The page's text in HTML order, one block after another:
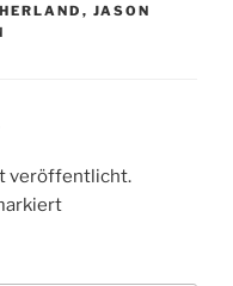
, JASON
veröffentlicht.